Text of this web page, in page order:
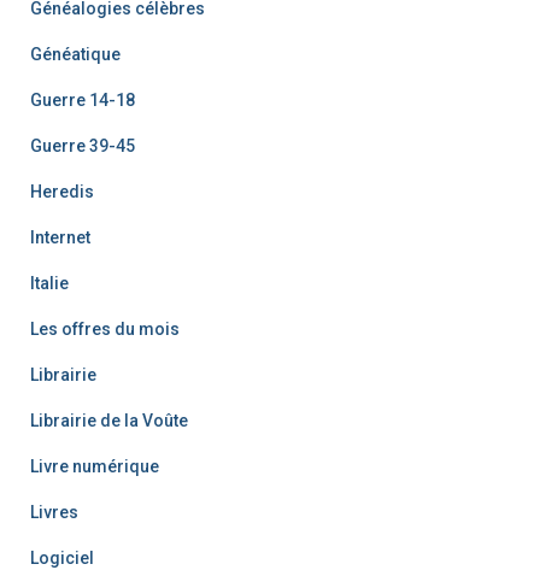
Généalogies célèbres
Généatique
Guerre 14-18
Guerre 39-45
Heredis
Internet
Italie
Les offres du mois
Librairie
Librairie de la Voûte
Livre numérique
Livres
Logiciel